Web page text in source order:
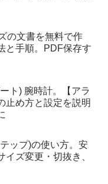
の文書を無料で作
と手順。PDF保存す
ト) 腕時計。【アラ
止め方と設定を説明
ップ)の使い方。安
イズ変更・切抜き、